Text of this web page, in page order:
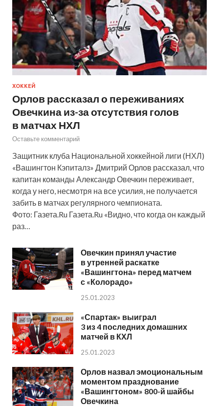
ХОККЕЙ
Орлов рассказал о переживаниях
Овечкина из-за отсутствия голов
в матчах НХЛ
Оставьте комментарий
Защитник клуба Национальной хоккейной лиги (НХЛ)
«Вашингтон Кэпиталз» Дмитрий Орлов рассказал, что
капитан команды Александр Овечкин переживает,
когда у него, несмотря на все усилия, не получается
забить в матчах регулярного чемпионата.
Фото: Газета.Ru Газета.Ru «Видно, что когда он каждый
раз…
Овечкин принял участие
в утренней раскатке
«Вашингтона» перед матчем
с «Колорадо»
25.01.2023
«Спартак» выиграл
3 из 4 последних домашних
матчей в КХЛ
25.01.2023
Орлов назвал эмоциональным
моментом празднование
«Вашингтоном» 800-й шайбы
Овечкина